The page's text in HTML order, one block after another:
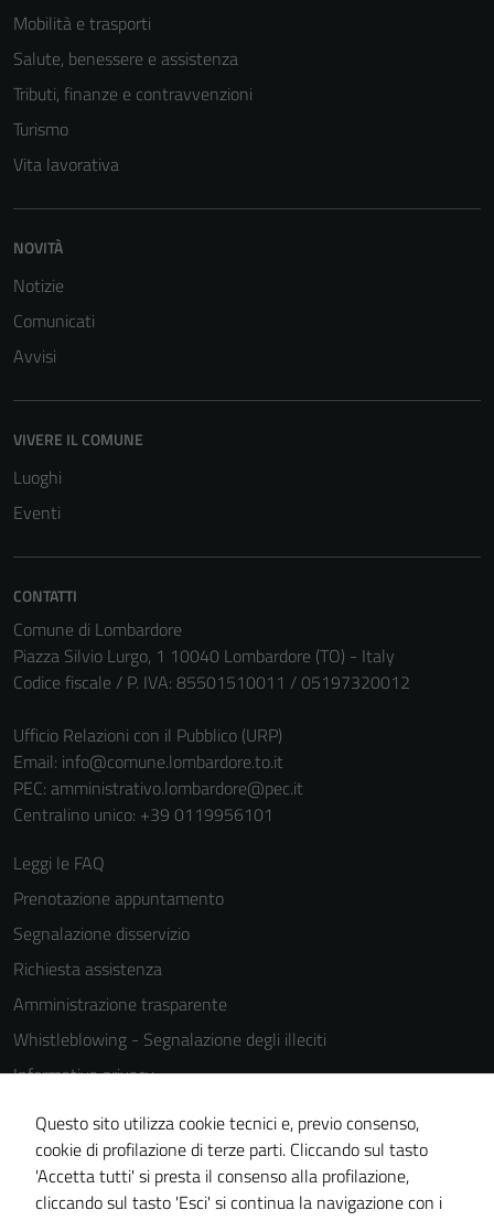
Mobilità e trasporti
Salute, benessere e assistenza
Tributi, finanze e contravvenzioni
Turismo
Vita lavorativa
NOVITÀ
Notizie
Comunicati
Avvisi
VIVERE IL COMUNE
Luoghi
Eventi
CONTATTI
Comune di Lombardore
Piazza Silvio Lurgo, 1 10040 Lombardore (TO) - Italy
Codice fiscale / P. IVA: 85501510011 / 05197320012
Ufficio Relazioni con il Pubblico (URP)
Email: info@comune.lombardore.to.it
PEC: amministrativo.lombardore@pec.it
Centralino unico: +39 0119956101
Leggi le FAQ
Prenotazione appuntamento
Segnalazione disservizio
Richiesta assistenza
Amministrazione trasparente
Whistleblowing - Segnalazione degli illeciti
Informativa privacy
Cookie Policy
Note legali
Dichiarazione di accessibilità
Piano di miglioramento del sito
Questo sito utilizza cookie tecnici e, previo consenso,
cookie di profilazione di terze parti. Cliccando sul tasto
'Accetta tutti' si presta il consenso alla profilazione,
cliccando sul tasto 'Esci' si continua la navigazione con i
Questi cookie
sono necessari
del sito e non
possono